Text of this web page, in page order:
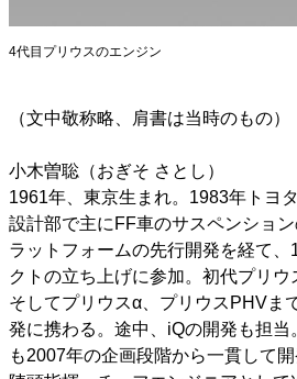
4代目プリウスのエンジン
（文中敬称略、肩書は当時のもの）
小木曽聡（おぎそ さとし）
1961年、東京生まれ。1983年トヨ
設計部で主にFF車のサスペンショ
ラットフォームの先行開発を経て、
クトの立ち上げに参加。初代プリウ
そしてプリウスα、プリウスPHVま
発に携わる。途中、iQの開発も担当
も2007年の企画段階から一貫して